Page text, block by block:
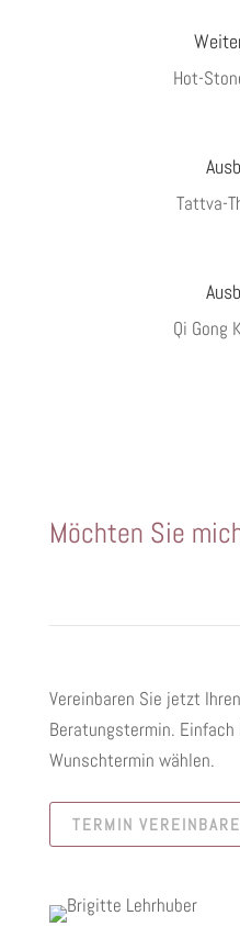
Hot-
Tattva-
Qi Gong
Möchten Sie
Vereinbaren Sie jetzt
Beratungstermin.
Wunschtermin wählen.
TERMIN